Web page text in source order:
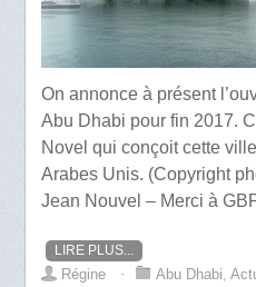
On annonce à présent
Abu Dhabi pour fin 2017.
Novel qui conçoit cette
Arabes Unis. (Copyright
Jean Nouvel – Merci à
LIRE PLUS...
Régine ⋅ Abu Dhabi,